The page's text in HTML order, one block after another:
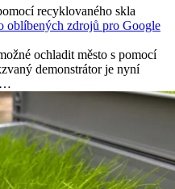
recyklovaného skla
oblíbených zdrojů pro Google
ochladit město s pomocí
demonstrátor je nyní